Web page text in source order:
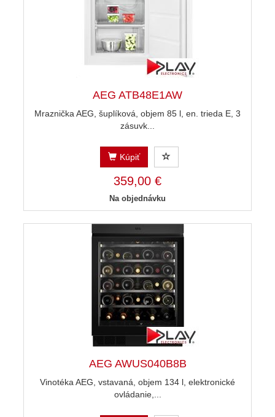
AEG ATB48E1AW
Mraznička AEG, šuplíková, objem 85 l, en. trieda E, 3
zásuvk...
Kúpiť
359,00 €
Na objednávku
AEG AWUS040B8B
Vinotéka AEG, vstavaná, objem 134 l, elektronické
ovládanie,...